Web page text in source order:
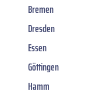
Bremen
Dresden
Essen
Göttingen
Hamm